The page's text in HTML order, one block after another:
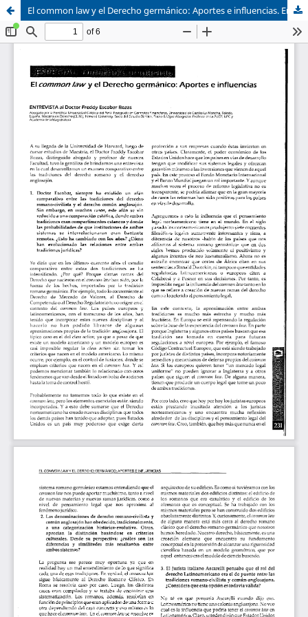
Sistema de
Bibliotecas
Asociación Civil
Foro Académico
El common law y el Derecho germánico: Aportes e influencias. Entrevista al Doctor Freddy Escobar Rozas